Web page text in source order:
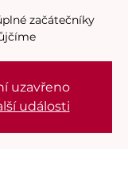
začátečníky
uzavřeno
události